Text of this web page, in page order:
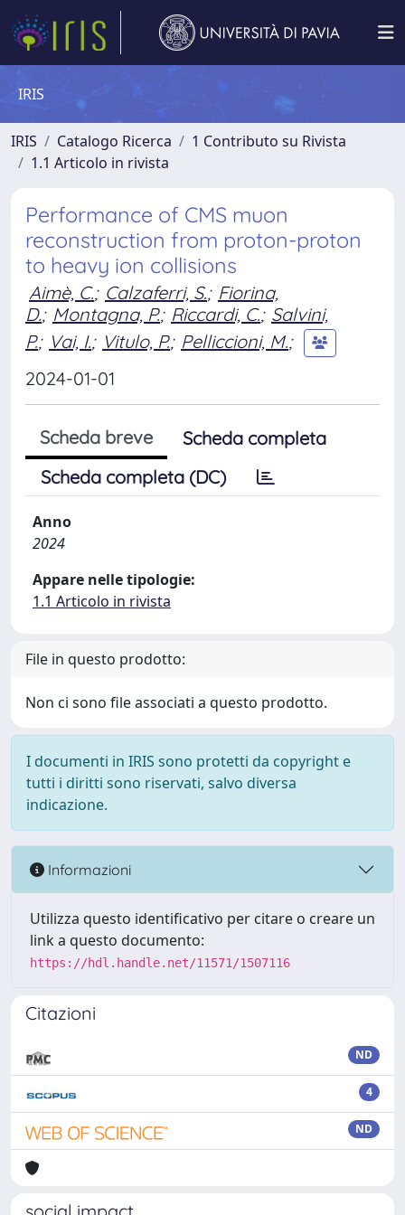
IRIS
IRIS Catalogo Ricerca
1 Contributo su Rivista
1.1 Articolo in rivista
Performance of CMS muon
reconstruction from proton-proton
to heavy ion collisions
Aimè, C.; Calzaferri, S.; Fiorina,
D.; Montagna, P.; Riccardi, C.; Salvini,
P.; Vai, I.; Vitulo, P.; Pelliccioni, M.;
2024-01-01
Scheda breve
Scheda completa
Scheda completa (DC)
Anno
2024
Appare nelle tipologie:
1.1 Articolo in rivista
File in questo prodotto:
Non ci sono file associati a questo prodotto.
I documenti in IRIS sono protetti da copyright e
tutti i diritti sono riservati, salvo diversa
indicazione.
Informazioni
Utilizza questo identificativo per citare o creare un
link a questo documento:
https://hdl.handle.net/11571/1507116
Citazioni
ND
4
ND